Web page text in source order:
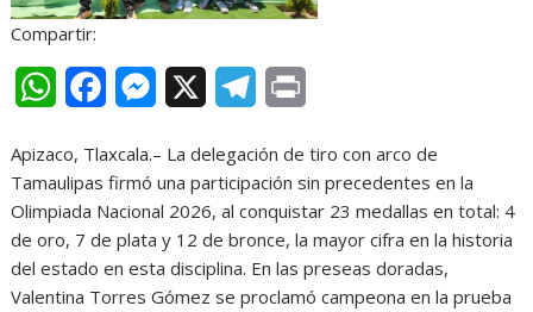
Compartir:
W
a
t
s
A
c
e
b
o
M
s
e
n
l
e
g
r
n
t
Apizaco, Tlaxcala.– La delegación de tiro con arco de
Tamaulipas firmó una participación sin precedentes en la
Olimpiada Nacional 2026, al conquistar 23 medallas en total: 4
de oro, 7 de plata y 12 de bronce, la mayor cifra en la historia
del estado en esta disciplina. En las preseas doradas,
Valentina Torres Gómez se proclamó campeona en la prueba